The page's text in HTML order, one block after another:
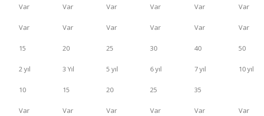
Var Var Var Var Var Var
Var Var Var Var Var Var
15 20 25 30 40 50
2 yıl 3 Yıl 5 yıl 6 yıl 7 yıl 10 yıl
10 15 20 25 35
Var Var Var Var Var Var